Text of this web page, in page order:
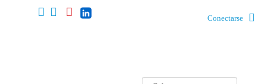
Conectarse